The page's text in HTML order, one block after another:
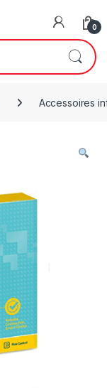
0
Accessoires